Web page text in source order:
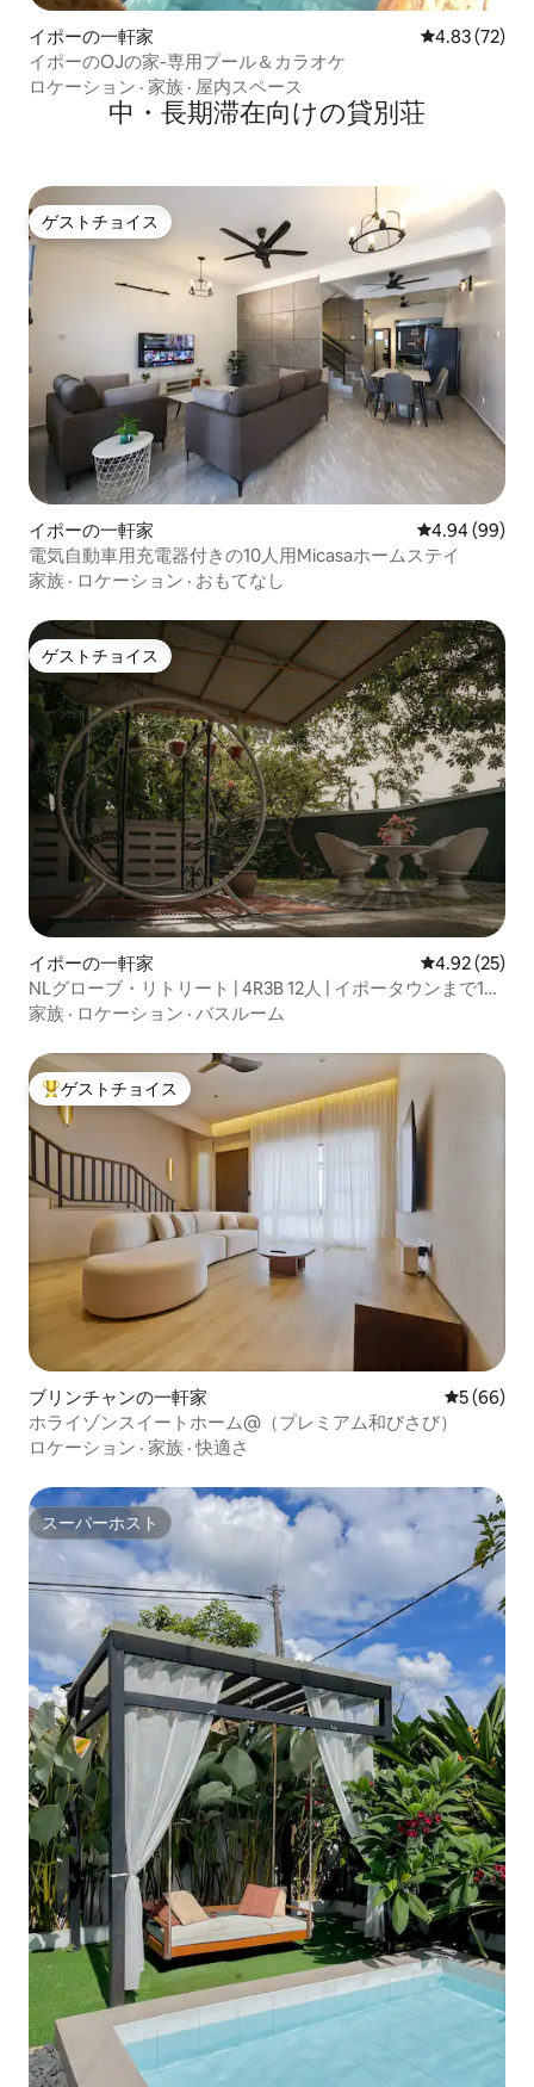
イポーの一軒家 レビュー72
4.83 (72)
イポーのOJの家-専用プール＆カラオケ
ロケーション · 家族 · 屋内スペース
中・長期滞在向けの貸別荘
ゲストチョイス
ゲストチョイス
イポーの一軒家 レビュー99件
4.94 (99)
電気自動車用充電器付きの10人用Micasaホームステイ
家族 · ロケーション · おもてなし
ゲストチョイス
ゲストチョイス
イポーの一軒家 レビュー25
4.92 (25)
NLグローブ・リトリート | 4R3B 12人 | イポータウンまで15
分
家族 · ロケーション · バスルーム
大好評のゲストチョイスです。
ゲストチョイス
ブリンチャンの一軒家 レビュー
5 (66)
ホライゾンスイートホーム@（プレミアム和びさび）
ロケーション · 家族 ·快適さ
スーパーホスト
スーパーホスト